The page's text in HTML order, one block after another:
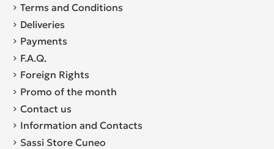
Terms and Conditions
Deliveries
Payments
F.A.Q.
Foreign Rights
Promo of the month
Contact us
Information and Contacts
Sassi Store Cuneo